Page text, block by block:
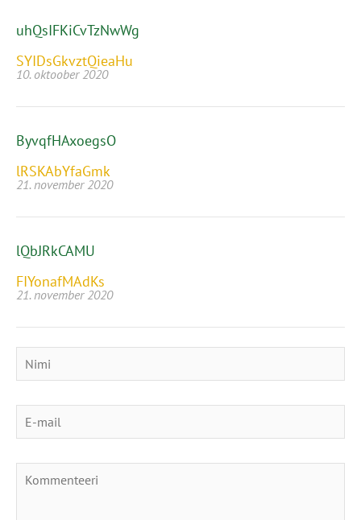
uhQsIFKiCvTzNwWg
SYIDsGkvztQieaHu
10. oktoober 2020
ByvqfHAxoegsO
lRSKAbYfaGmk
21. november 2020
lQbJRkCAMU
FIYonafMAdKs
21. november 2020